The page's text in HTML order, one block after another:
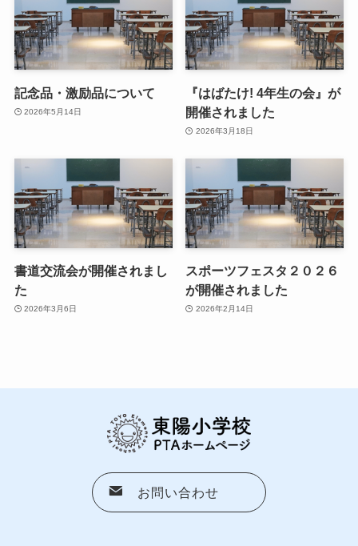
記念品・激励品について
2026年5月14日
『はばたけ! 4年生の会』が
開催されました
2026年3月18日
書道交流会が開催されまし
た
2026年3月6日
スポーツフェスタ２０２６
が開催されました
2026年2月14日
お問い合わせ